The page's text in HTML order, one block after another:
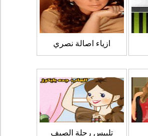
ازياء اصالة نصري
تلبيس رحلة الصيف